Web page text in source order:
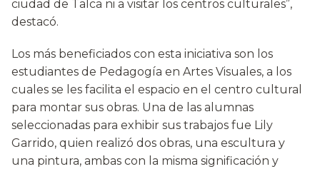
ciudad de Talca ni a visitar los centros culturales”,
destacó.
Los más beneficiados con esta iniciativa son los
estudiantes de Pedagogía en Artes Visuales, a los
cuales se les facilita el espacio en el centro cultural
para montar sus obras. Una de las alumnas
seleccionadas para exhibir sus trabajos fue Lily
Garrido, quien realizó dos obras, una escultura y
una pintura, ambas con la misma significación y